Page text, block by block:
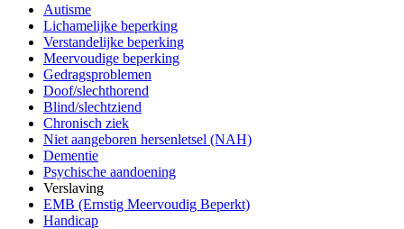
Autisme
Lichamelijke beperking
Verstandelijke beperking
Meervoudige beperking
Gedragsproblemen
Doof/slechthorend
Blind/slechtziend
Chronisch ziek
Niet aangeboren hersenletsel (NAH)
Dementie
Psychische aandoening
Verslaving
EMB (Ernstig Meervoudig Beperkt)
Handicap